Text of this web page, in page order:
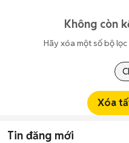
Không còn
Hãy xóa một số bộ
Xóa
Tin đăng mới